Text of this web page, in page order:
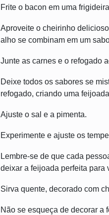
Frite o bacon em uma
Aproveite o cheirinho
alho se combinam em um
Junte as carnes e o refogado
Deixe todos os sabores se
refogado, criando uma
Ajuste o sal e a pimenta.
Experimente e ajuste os
Lembre-se de que cada
deixar a feijoada perfeita para
Sirva quente, decorado com
Não se esqueça de decorar a